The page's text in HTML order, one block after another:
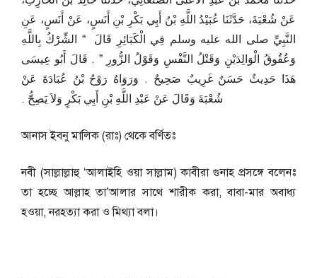
عَنْ شُعْبَةَ، حَدَّثَنَا عُبَيْدُ اللَّهِ بْنُ أَبِي بَكْرِ بْنِ أَنَسٍ، عَنْ أَنَسٍ، عَنِ
النَّبِيِّ صلى الله عليه وسلم فِي الْكَبَائِرِ قَالَ ‏ “‏ الشِّرْكُ بِاللَّهِ
وَعُقُوقُ الْوَالِدَيْنِ وَقَتْلُ النَّفْسِ وَقَوْلُ الزُّورِ ‏”‏ ‏.‏ قَالَ أَبُو عِيسَى
هَذَا حَدِيثٌ حَسَنٌ غَرِيبٌ صَحِيحٌ ‏.‏ وَرَوَاهُ رَوْحُ بْنُ عُبَادَةَ عَنْ
شُعْبَةَ وَقَالَ عَنْ عَبْدِ اللَّهِ بْنِ أَبِي بَكْرٍ وَلاَ يَصِحُّ ‏.‏
আনাস ইবনু মালিক (রাঃ) থেকে বর্ণিতঃ
নবী (সাল্লাল্লাহু ‘আলাইহি ওয়া সাল্লাম) কাবীরা গুনাহ প্রসঙ্গে বলেনঃ
তা হচ্ছে আল্লাহ তা’আলার সাথে শারীক করা, বাবা-মার অবাধ্য
হওয়া, নরহত্যা করা ও মিথ্যা বলা।